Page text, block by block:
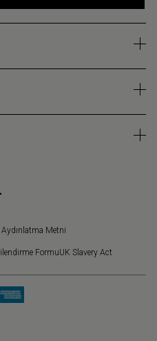
Aydınlatma Metni
FormuUK Slavery Act